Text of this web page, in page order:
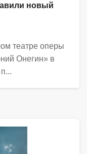
новый
театре оперы
Онегин» в